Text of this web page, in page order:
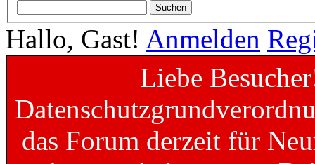
Hallo, Gast! Anmelden
Liebe
das Forum derzeit für